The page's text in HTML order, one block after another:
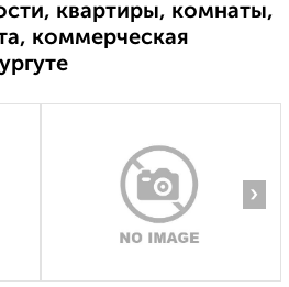
квартиры, комнаты,
коммерческая
›